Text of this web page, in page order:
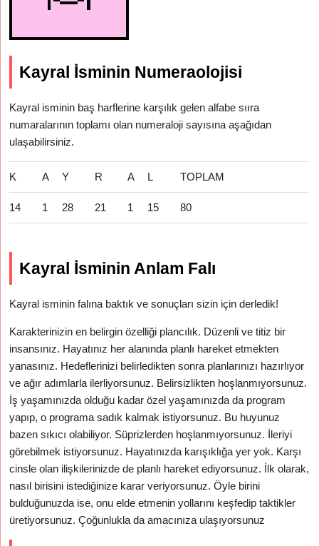
Kayral İsminin Numeraolojisi
Kayral isminin baş harflerine karşılık gelen alfabe sııra
numaralarının toplamı olan numeraloji sayısına aşağıdan
ulaşabilirsiniz.
K A Y R A L TOPLAM
14 1 28 21 1 15 80
Kayral İsminin Anlam Falı
Kayral isminin falına baktık ve sonuçları sizin için derledik!
Karakterinizin en belirgin özelliği plancılık. Düzenli ve titiz bir
insansınız. Hayatınız her alanında planlı hareket etmekten
yanasınız. Hedeflerinizi belirledikten sonra planlarınızı hazırlıyor
ve ağır adımlarla ilerliyorsunuz. Belirsizlikten hoşlanmıyorsunuz.
İş yaşamınızda olduğu kadar özel yaşamınızda da program
yapıp, o programa sadık kalmak istiyorsunuz. Bu huyunuz
bazen sıkıcı olabiliyor. Süprizlerden hoşlanmıyorsunuz. İleriyi
görebilmek istiyorsunuz. Hayatınızda karışıklığa yer yok. Karşı
cinsle olan ilişkilerinizde de planlı hareket ediyorsunuz. İlk olarak,
nasıl birisini istediğinize karar veriyorsunuz. Öyle birini
bulduğunuzda ise, onu elde etmenin yollarını keşfedip taktikler
üretiyorsunuz. Çoğunlukla da amacınıza ulaşıyorsunuz